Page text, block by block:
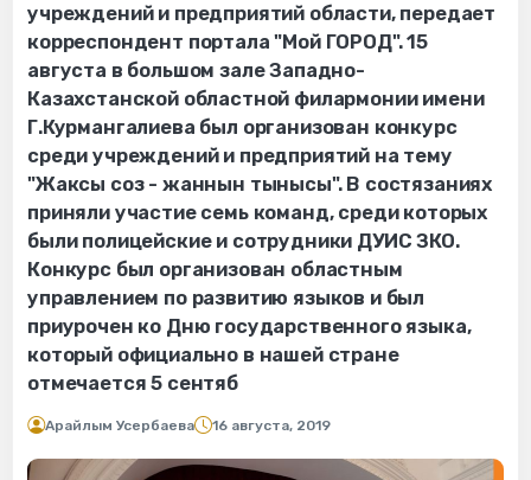
учреждений и предприятий области, передает
корреспондент портала "Мой ГОРОД". 15
августа в большом зале Западно-
Казахстанской областной филармонии имени
Г.Курмангалиева был организован конкурс
среди учреждений и предприятий на тему
"Жаксы соз - жаннын тынысы". В состязаниях
приняли участие семь команд, среди которых
были полицейские и сотрудники ДУИС ЗКО.
Конкурс был организован областным
управлением по развитию языков и был
приурочен ко Дню государственного языка,
который официально в нашей стране
отмечается 5 сентяб
Арайлым Усербаева 16 августа, 2019